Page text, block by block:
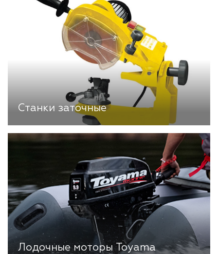
Станки заточные
Лодочные моторы Toyama